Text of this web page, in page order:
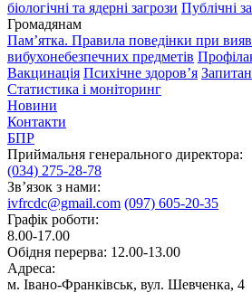
біологічні та ядерні загрози Публічні
Громадянам
Пам’ятка. Правила поведінки при
вибухонебезпечних предметів
Вакцинація Психічне здоров’я
Статистика і моніторинг
Новини
Контакти
БПР
Приймальня генерального директора:
(034) 275-28-78
Зв’язок з нами:
ivfrcdc@gmail.com (097) 605-20-35
Графік роботи:
8.00-17.00
Обідня перерва: 12.00-13.00
Адреса:
м. Івано-Франківськ, вул. Шевченка, 4